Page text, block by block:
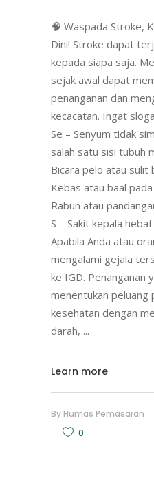
🧠 Waspada Stroke,
Dini! Stroke dapat
kepada siapa saja.
sejak awal dapat
penanganan dan
kecacatan. Ingat
Se – Senyum tidak
salah satu sisi tubuh
Bicara pelo atau sulit
Kebas atau baal
Rabun atau
S – Sakit kepala
Apabila Anda atau
mengalami gejala
ke IGD. Penanganan
menentukan peluang
kesehatan dengan
darah,
Learn more
By Humas Pemasaran
0